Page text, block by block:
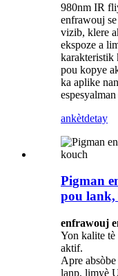
980nm IR
enfrawouj
vizib, klere
ekspoze a
karakteristik
pou kopye
ka aplike
ankètdetay
Pigman
pou lank,
enfrawouj
Yon kalite tè
aktif.
Apre
lanp, limyè